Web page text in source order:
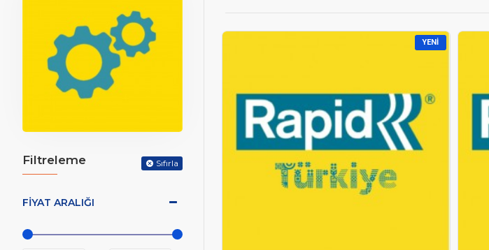
Filtreleme Sıfırla
FIYAT ARALIĞI
YENI